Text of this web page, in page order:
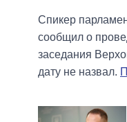
Спикер
сообщил о
заседания
дату не назвал.